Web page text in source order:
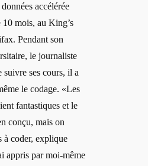
accélérée
10 mois, au King’s
Pendant son
le journaliste
suivre ses cours, il a
le codage. «Les
fantastiques et le
conçu, mais on
à coder, explique
appris par moi-même